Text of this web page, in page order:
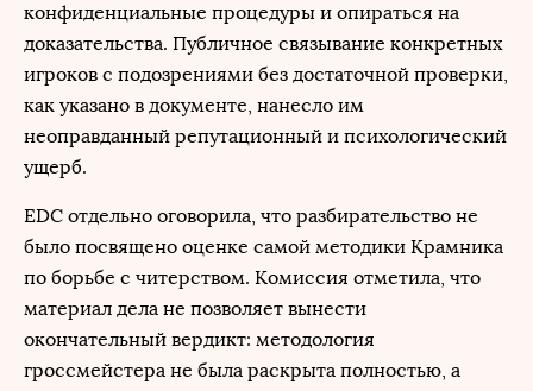
конфиденциальные процедуры и опираться на
доказательства. Публичное связывание конкретных
игроков с подозрениями без достаточной проверки,
как указано в документе, нанесло им
неоправданный репутационный и психологический
ущерб.
EDC отдельно оговорила, что разбирательство не
было посвящено оценке самой методики Крамника
по борьбе с читерством. Комиссия отметила, что
материал дела не позволяет вынести
окончательный вердикт: методология
гроссмейстера не была раскрыта полностью, а